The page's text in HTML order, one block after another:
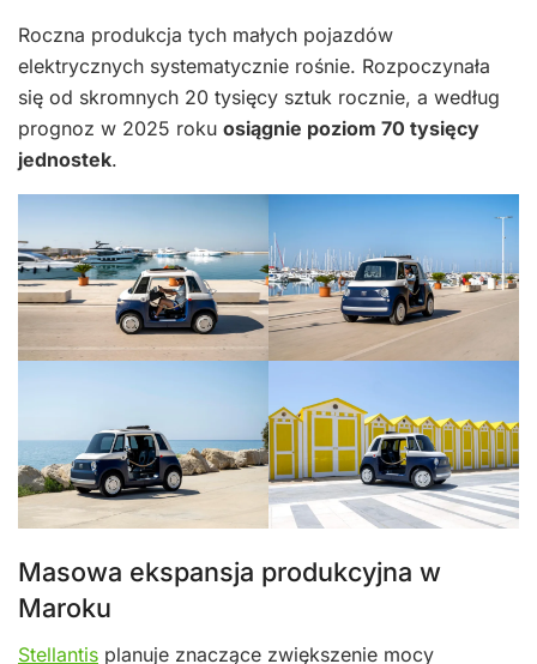
Roczna produkcja tych małych pojazdów
elektrycznych systematycznie rośnie. Rozpoczynała
się od skromnych 20 tysięcy sztuk rocznie, a według
prognoz w 2025 roku osiągnie poziom 70 tysięcy
jednostek.
Masowa ekspansja produkcyjna w
Maroku
Stellantis planuje znaczące zwiększenie mocy